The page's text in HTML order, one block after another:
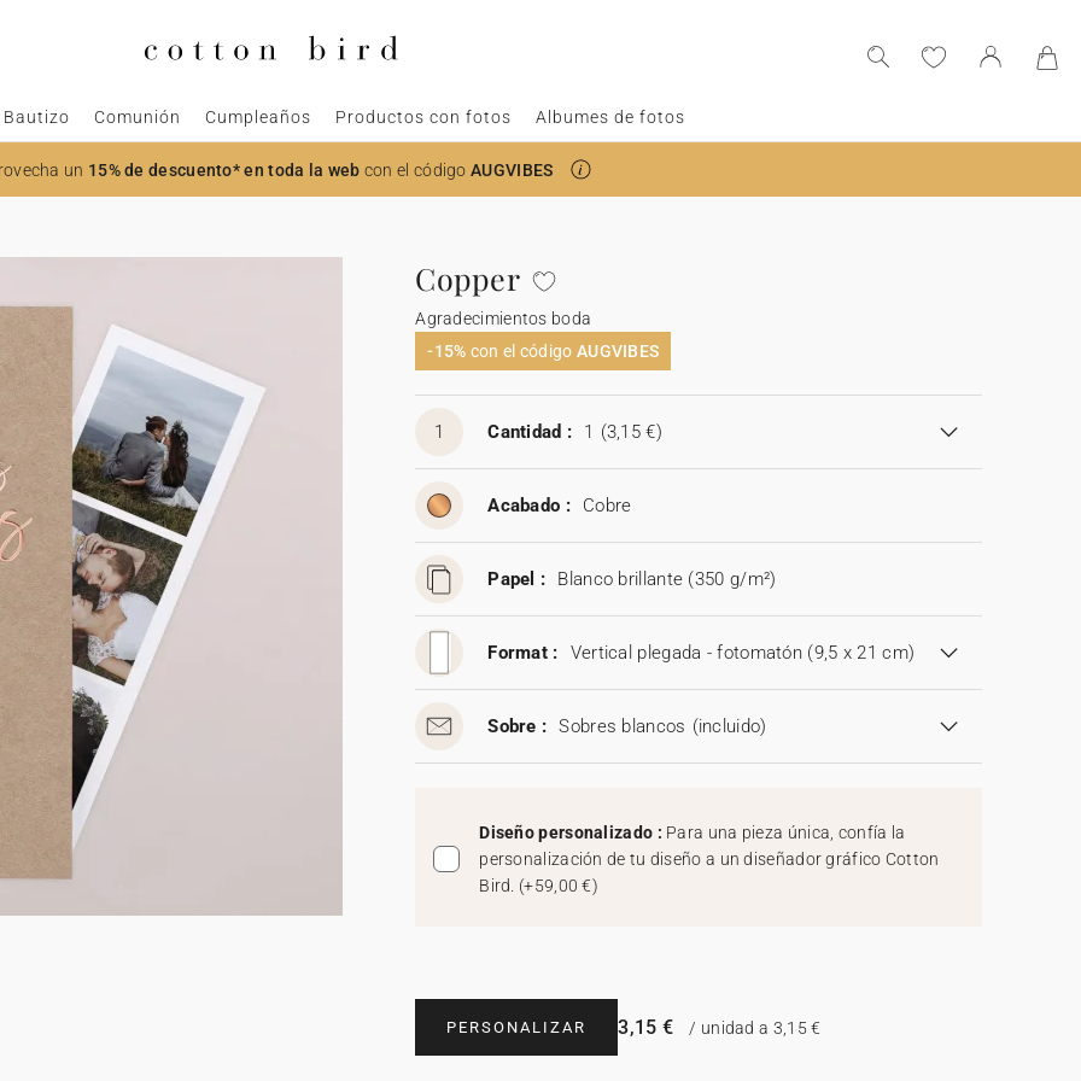
Bautizo Comunión Cumpleaños Productos con fotos Albumes de fotos
un 15% de descuento* en toda la web con el códigoAUGVIBES
Copper
Agradecimientos boda
-15% con el código AUGVIBES
1 Cantidad : 1 (3,15 €)
Acabado : Cobre
Papel : Blanco brillante (350 g/m²)
Format : Vertical plegada - fotomatón (9,5 x 21 cm)
Sobre : Sobres blancos (incluido)
Diseño personalizado : Para una pieza única, confía la
personalización de tu diseño a un diseñador gráfico Cotton
Bird. (+59,00 €)
PERSONALIZAR 3,15 € / unidad a 3,15 €